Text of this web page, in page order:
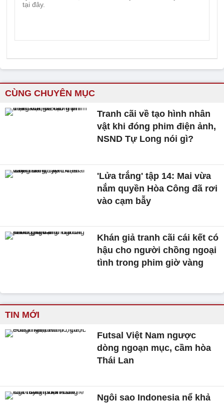
CÙNG CHUYÊN MỤC
Tranh cãi về tạo hình nhân
vật khi đóng phim điện ảnh,
NSND Tự Long nói gì?
'Lửa trắng' tập 14: Mai vừa
nắm quyền Hòa Công đã rơi
vào cạm bẫy
Khán giả tranh cãi cái kết có
hậu cho người chồng ngoại
tình trong phim giờ vàng
TIN MỚI
Futsal Việt Nam ngược
dòng ngoạn mục, cầm hòa
Thái Lan
Ngôi sao Indonesia nể khả